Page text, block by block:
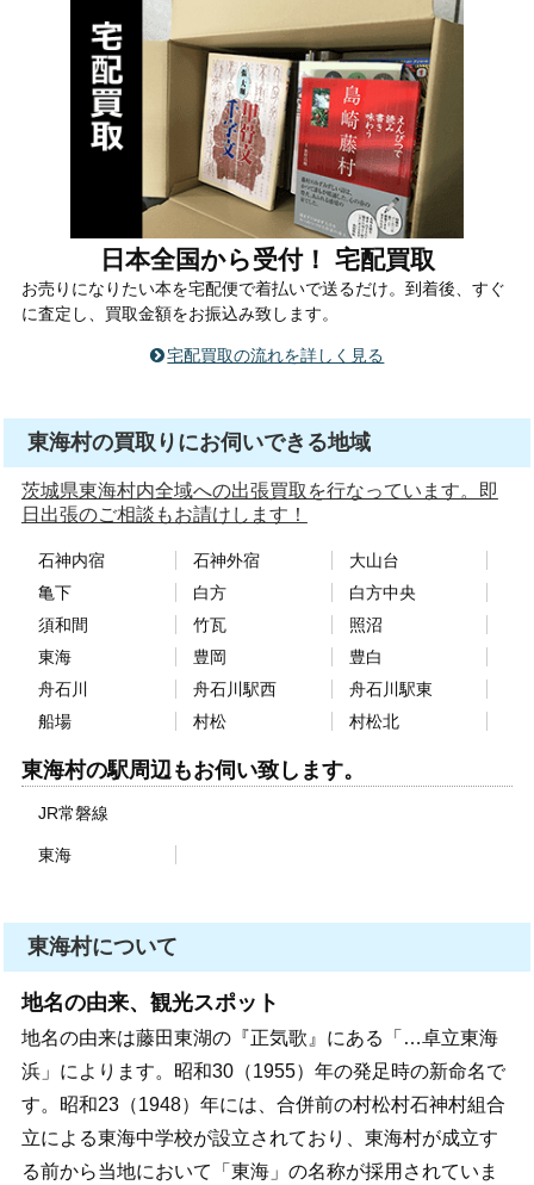
日本全国から受付！ 宅配買取
お売りになりたい本を宅配便で着払いで送るだけ。到着後、すぐ
に査定し、買取金額をお振込み致します。
宅配買取の流れを詳しく見る
東海村の買取りにお伺いできる地域
茨城県東海村内全域への出張買取を行なっています。即
日出張のご相談もお請けします！
石神内宿 石神外宿
大山台
亀下
白方
白方中央
須和間
竹瓦
照沼
東海
豊岡
豊白
舟石川
舟石川駅西
舟石川駅東
船場
村松 村松北
東海村の駅周辺もお伺い致します。
JR常磐線
東海
東海村について
地名の由来、観光スポット
地名の由来は藤田東湖の『正気歌』にある「…卓立東海
浜」によります。昭和30（1955）年の発足時の新命名で
す。昭和23（1948）年には、合併前の村松村石神村組合
立による東海中学校が設立されており、東海村が成立す
る前から当地において「東海」の名称が採用されていま